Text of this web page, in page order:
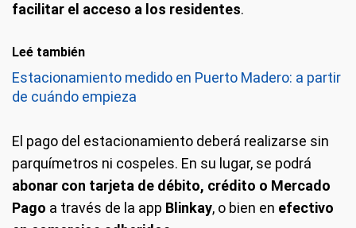
facilitar el acceso a los residentes.
Leé también
Estacionamiento medido en Puerto Madero: a partir
de cuándo empieza
El pago del estacionamiento deberá realizarse sin
parquímetros ni cospeles. En su lugar, se podrá
abonar con tarjeta de débito, crédito o Mercado
Pago a través de la app Blinkay, o bien en efectivo